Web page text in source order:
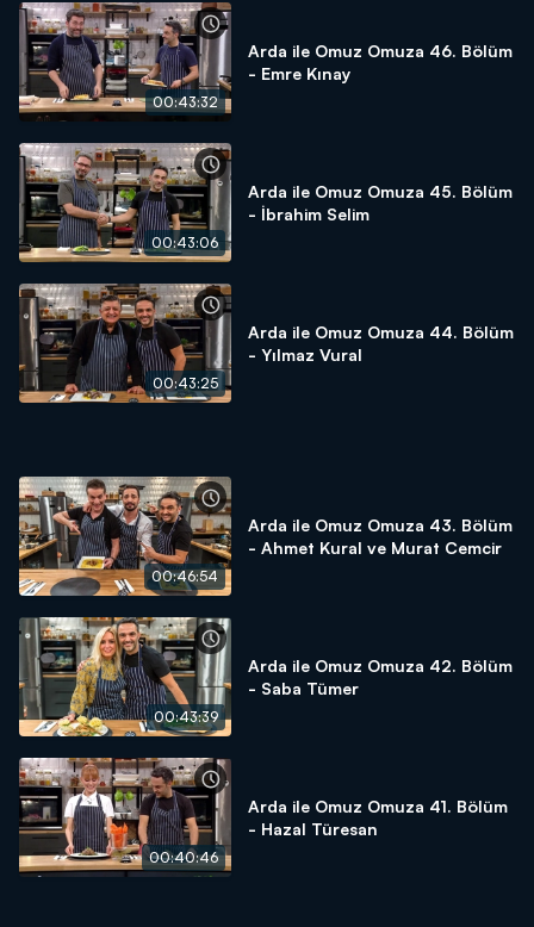
00:43:32
Arda ile Omuz Omuza 46. Bölüm
- Emre Kınay
00:43:06
Arda ile Omuz Omuza 45. Bölüm
- İbrahim Selim
00:43:25
Arda ile Omuz Omuza 44. Bölüm
- Yılmaz Vural
00:46:54
Arda ile Omuz Omuza 43. Bölüm
- Ahmet Kural ve Murat Cemcir
00:43:39
Arda ile Omuz Omuza 42. Bölüm
- Saba Tümer
00:40:46
Arda ile Omuz Omuza 41. Bölüm
- Hazal Türesan